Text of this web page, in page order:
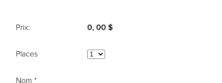
Prix: 0, 00 $
Places
Nom *